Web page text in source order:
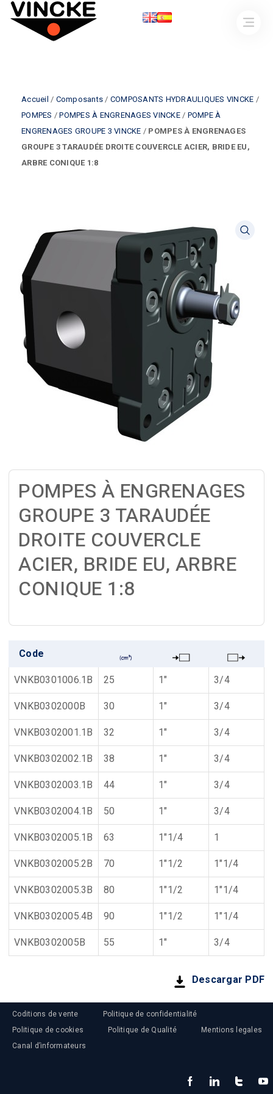
Accueil / Composants / COMPOSANTS HYDRAULIQUES VINCKE /
POMPES /POMPES À ENGRENAGES VINCKE/ POMPE À
ENGRENAGES GROUPE 3 VINCKE / POMPES À ENGRENAGES
GROUPE 3 TARAUDÉE DROITE COUVERCLE ACIER, BRIDE EU,
ARBRE CONIQUE 1:8
POMPES À ENGRENAGES
GROUPE 3 TARAUDÉE
DROITE COUVERCLE
ACIER, BRIDE EU, ARBRE
CONIQUE 1:8
Code
VNKB0301006.1B 25 1" 3/4
VNKB0302000B 30 1" 3/4
VNKB0302001.1B 32 1" 3/4
VNKB0302002.1B 38 1" 3/4
VNKB0302003.1B 44 1" 3/4
VNKB0302004.1B 50 1" 3/4
VNKB0302005.1B 63 1"1/4 1
VNKB0302005.2B 70 1"1/2 1"1/4
VNKB0302005.3B 80 1"1/2 1"1/4
VNKB0302005.4B 90 1"1/2 1"1/4
VNKB0302005B 55 1" 3/4
Descargar PDF
Coditions de vente
Politique de confidentialité
Politique de cookies
Politique de Qualité
Mentions legales
Canal d’informateurs